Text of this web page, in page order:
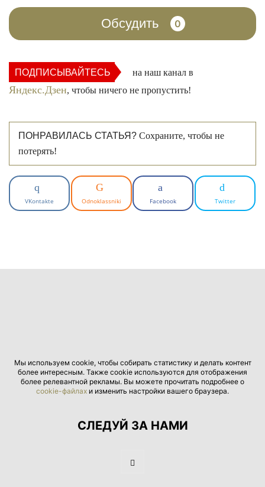
Обсудить 0
ПОДПИСЫВАЙТЕСЬ на наш канал в
Яндекс.Дзен, чтобы ничего не пропустить!
ПОНРАВИЛАСЬ СТАТЬЯ? Сохраните, чтобы не
потерять!
VKontakte Odnoklassniki Facebook Twitter
Мы используем cookie, чтобы собирать статистику и делать контент
более интересным. Также cookie используются для отображения
более релевантной рекламы. Вы можете прочитать подробнее о
cookie-файлах и изменить настройки вашего браузера.
СЛЕДУЙ ЗА НАМИ